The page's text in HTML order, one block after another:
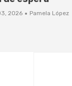
2026 · Pamela López